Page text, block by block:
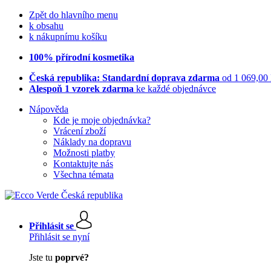
Zpět do hlavního menu
k obsahu
k nákupnímu košíku
100% přírodní kosmetika
Česká republika: Standardní doprava zdarma od 1 069,00
Alespoň 1 vzorek zdarma ke každé objednávce
Nápověda
Kde je moje objednávka?
Vrácení zboží
Náklady na dopravu
Možnosti platby
Kontaktujte nás
Všechna témata
Přihlásit se
Přihlásit se nyní
Jste tu poprvé?